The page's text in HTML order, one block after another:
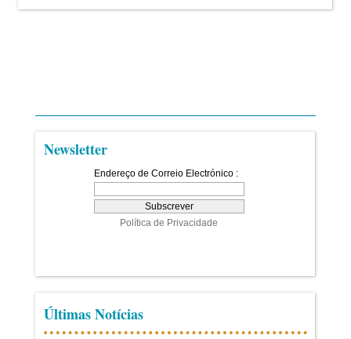
Newsletter
Últimas Notícias